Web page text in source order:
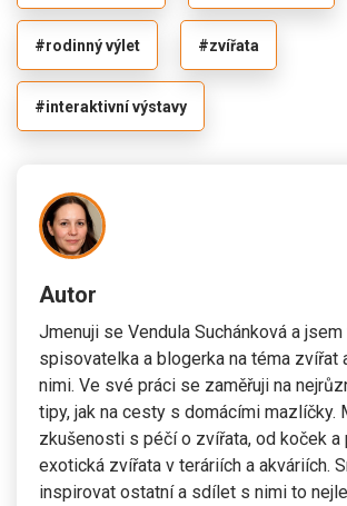
#rodinný výlet #zvířata
#interaktivní výstavy
Autor
Jmenuji se Vendula Suchánková a jsem
spisovatelka a blogerka na téma zvířat
nimi. Ve své práci se zaměřuji na
tipy, jak na cesty s domácími mazlíčky.
zkušenosti s péčí o zvířata, od koček a
exotická zvířata v teráriích a akváriích.
inspirovat ostatní a sdílet s nimi to